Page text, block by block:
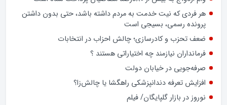
تشدید تخلفات در برخی بانک‌های خصوصی و شیوه‌های غیرشفاف
در پرداخت تسهیلات کلان، بار دیگر عملکرد شبکه بانکی کشور را در
معرض پرسش‌های جدی قرار داده است.
وام ازدواج به بیش از 80درصد متقاضیان پرداخت شده است
هر فردی که نیت خدمت به مردم داشته باشد، حتی بدون داشتن
پرونده رسمی، بسیجی است
ضعف تحزب و کادرسازی؛ چالش احزاب در انتخابات
فرمانداران نیازمند چه اختیاراتی هستند ؟